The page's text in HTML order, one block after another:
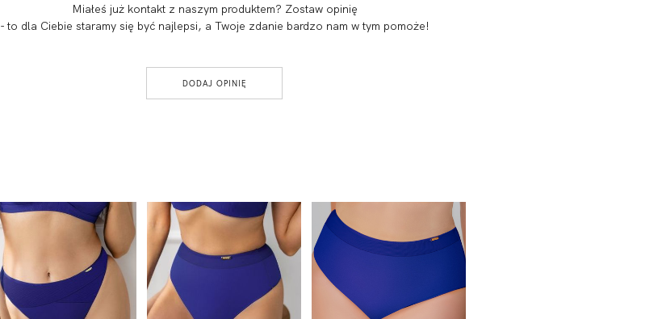
Miałeś już kontakt z naszym produktem? Zostaw opinię
- to dla Ciebie staramy się być najlepsi, a Twoje zdanie bardzo nam w tym pomoże!
DODAJ OPINIĘ